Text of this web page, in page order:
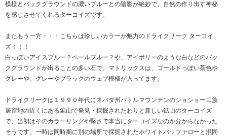
模様とバックグラウンドの濃いブルーとの陰影が絶妙で、自然の作り出す神秘
を感じさせてくれるターコイズです。
またもう一方・・・こちらは珍しいカラーが魅力のドライクリーク ターコイ
ズ！！！
白っぽいアイスブルー？ペールブルー？や、アイボリーのような白などのバッ
クグラウンドが出ることの多い石で、マトリックスは、ゴールドっぽい茶色や
グレーや、グレーやブラックのウェブ模様が入ってます。
ドライクリークは１９９０年代にネバダ州バトルマウンテンのショショー二族
居留地の近くにある鉱山で発見・採掘されたわりと新しい鉱山のターコイズ
で、当初はそのカラーリングや堅さで本当にターコイズなのか分からなかった
そうです。一時は同時期に別の場所で採掘されたホワイトバッファローと混同